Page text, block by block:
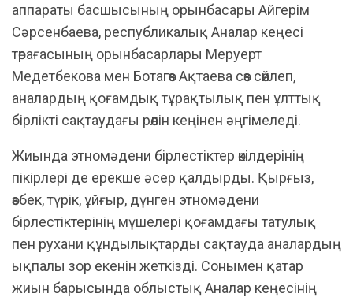
аппараты басшысының орынбасары Айгерім
Сәрсенбаева, республикалық Аналар кеңесі
төрағасының орынбасарлары Меруерт
Медетбекова мен Ботагөз Ақтаева сөз сөйлеп,
аналардың қоғамдық тұрақтылық пен ұлттық
бірлікті сақтаудағы рөлін кеңінен әңгімеледі.
Жиында этномәдени бірлестіктер өкілдерінің
пікірлері де ерекше әсер қалдырды. Қырғыз,
өзбек, түрік, ұйғыр, дүнген этномәдени
бірлестіктерінің мүшелері қоғамдағы татулық
пен рухани құндылықтарды сақтауда аналардың
ықпалы зор екенін жеткізді. Сонымен қатар
жиын барысында облыстық Аналар кеңесінің